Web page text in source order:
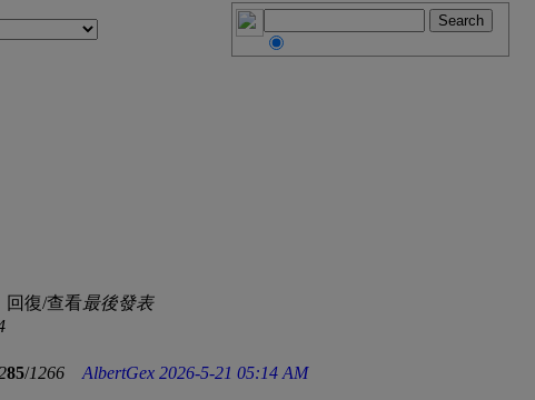
回復/查看最後發表
85/1266 AlbertGex 2026-5-21 05:14 AM